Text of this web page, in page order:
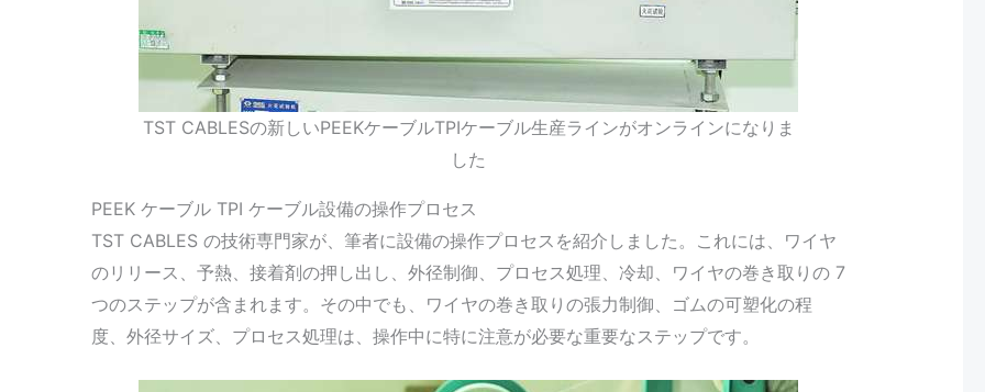
TST CABLESの新しいPEEKケーブルTPIケーブル生産ラインがオンラインになりま
した
PEEK ケーブル TPI ケーブル設備の操作プロセス
TST CABLES の技術専門家が、筆者に設備の操作プロセスを紹介しました。これには、ワイヤ
のリリース、予熱、接着剤の押し出し、外径制御、プロセス処理、冷却、ワイヤの巻き取りの 7
つのステップが含まれます。その中でも、ワイヤの巻き取りの張力制御、ゴムの可塑化の程
度、外径サイズ、プロセス処理は、操作中に特に注意が必要な重要なステップです。